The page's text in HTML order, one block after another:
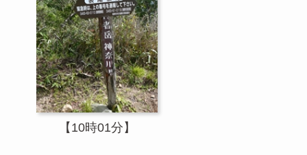
【10時01分】